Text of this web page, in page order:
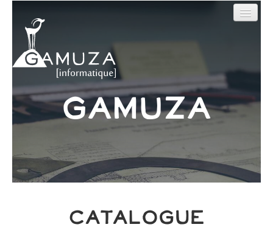
Gamuza
Sites web
Nos Réalisations
Qui sommes-nous ?
Contact
Catalogue